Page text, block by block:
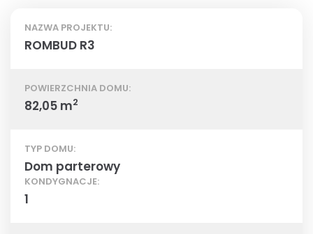
NAZWA PROJEKTU:
ROMBUD R3
POWIERZCHNIA DOMU:
82,05 m2
TYP DOMU:
Dom parterowy
KONDYGNACJE:
1